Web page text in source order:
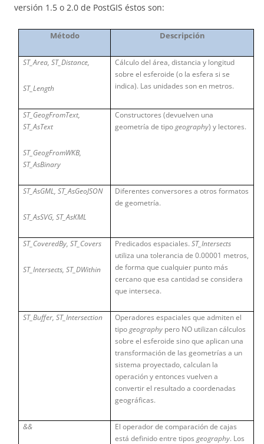
versión 1.5 o 2.0 de PostGIS éstos son:
Método Descripción
ST_Area, ST_Distance,
ST_Length
Cálculo del área, distancia y longitud
sobre el esferoide (o la esfera si se
indica). Las unidades son en metros.
ST_GeogFromText,
ST_AsText
ST_GeogFromWKB,
ST_AsBinary
Constructores (devuelven una
geometría de tipo geography) y lectores.
ST_AsGML, ST_AsGeoJSON
ST_AsSVG, ST_AsKML
Diferentes conversores a otros formatos
de geometría.
ST_CoveredBy, ST_Covers
ST_Intersects, ST_DWithin
Predicados espaciales.ST_Intersects
utiliza una tolerancia de 0.00001 metros,
de forma que cualquier punto más
cercano que esa cantidad se considera
que interseca.
ST_Buffer, ST_Intersection
Operadores espaciales que admiten el
tipo geography pero NO utilizan cálculos
sobre el esferoide sino que aplican una
transformación de las geometrías a un
sistema proyectado, calculan la
operación y entonces vuelven a
convertir el resultado a coordenadas
geográficas.
&&
El operador de comparación de cajas
está definido entre tipos geography. Los